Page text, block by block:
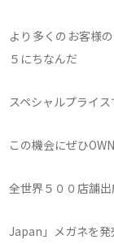
より多くのお客様
５にちなんだ
スペシャルプライス
この機会にぜひ
全世界５００店舗
Japan」メガネを発